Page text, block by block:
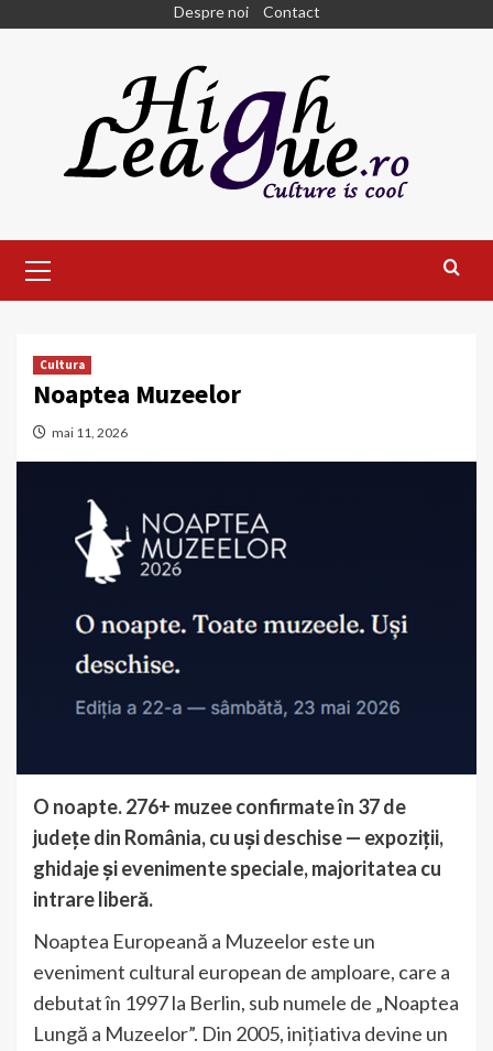
Despre noi Contact
Menu
Cultura
Noaptea Muzeelor
mai 11, 2026
O noapte. 276+ muzee confirmate în 37 de
județe din România, cu uși deschise — expoziții,
ghidaje și evenimente speciale, majoritatea cu
intrare liberă.
Noaptea Europeană a Muzeelor este un
eveniment cultural european de amploare, care a
debutat în 1997 la Berlin, sub numele de „Noaptea
Lungă a Muzeelor”. Din 2005, inițiativa devine un